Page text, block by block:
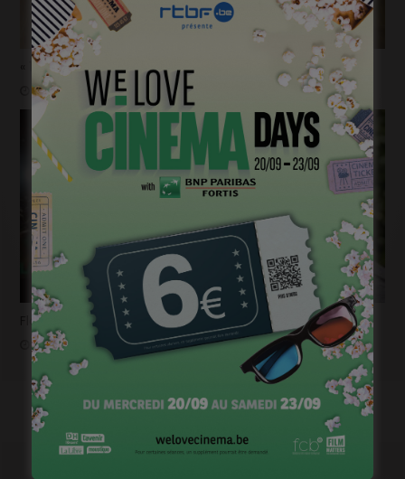
« 1985 »: 5mn avec Tijmen Govaerts
janvier 19, 2023
Flashback 2022/ Flashforward 2023: Raphaël Balboni
janvier 6, 2023